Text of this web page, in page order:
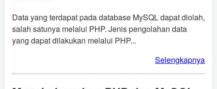
Data yang terdapat pada database MySQL dapat diolah,
salah satunya melalui PHP. Jenis pengolahan data
yang dapat dilakukan melalui PHP...
Selengkapnya